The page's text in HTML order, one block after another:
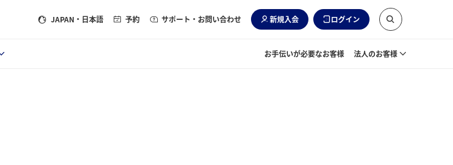
JAPAN ・日本語 予約 サポート・お問い合わせ 新規入会 ログイン
お手伝いが必要なお客様 法人のお客様